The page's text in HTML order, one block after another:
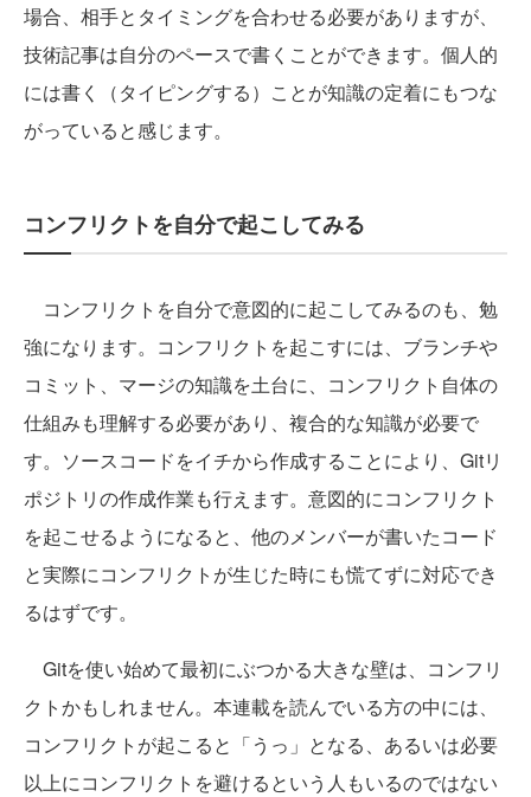
場合、相手とタイミングを合わせる必要がありますが、
技術記事は自分のペースで書くことができます。個人的
には書く（タイピングする）ことが知識の定着にもつな
がっていると感じます。
コンフリクトを自分で起こしてみる
コンフリクトを自分で意図的に起こしてみるのも、勉
強になります。コンフリクトを起こすには、ブランチや
コミット、マージの知識を土台に、コンフリクト自体の
仕組みも理解する必要があり、複合的な知識が必要で
す。ソースコードをイチから作成することにより、Gitリ
ポジトリの作成作業も行えます。意図的にコンフリクト
を起こせるようになると、他のメンバーが書いたコード
と実際にコンフリクトが生じた時にも慌てずに対応でき
るはずです。
Gitを使い始めて最初にぶつかる大きな壁は、コンフリ
クトかもしれません。本連載を読んでいる方の中には、
コンフリクトが起こると「うっ」となる、あるいは必要
以上にコンフリクトを避けるという人もいるのではない